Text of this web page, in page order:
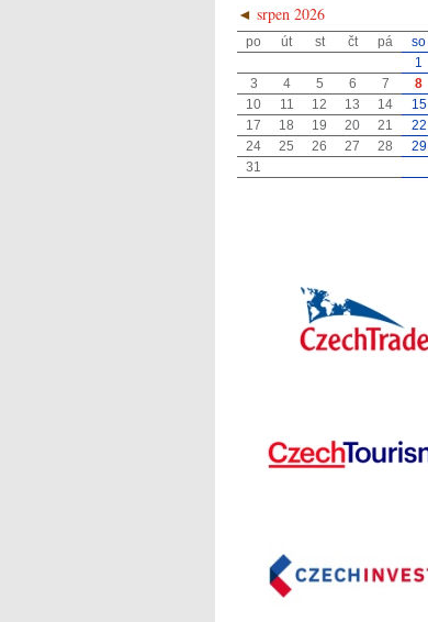
◄ srpen 2026
po út st čt pá so
1
3
4 5 6 7 8
10
11 12 13 14 15
17
18 19 20 21 22
24
25 26 27 28 29
31